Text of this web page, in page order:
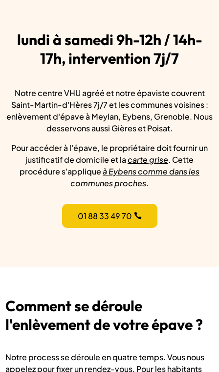
lundi à samedi 9h-12h / 14h-
17h, intervention 7j/7
Notre centre VHU agréé et notre épaviste couvrent
Saint-Martin-d'Hères 7j/7 et les communes voisines :
enlèvement d'épave à Meylan, Eybens, Grenoble. Nous
desservons aussi Gières et Poisat.
Pour accéder à l'épave, le propriétaire doit fournir un
justificatif de domicile et lacarte grise. Cette
procédure s'appliqueà Eybens comme dans les
communes proches.
01 88 33 49 70
Comment se déroule
l'enlèvement de votre épave ?
Notre process se déroule en quatre temps. Vous nous
appelez pour fixer un rendez-vous. Pour les habitants